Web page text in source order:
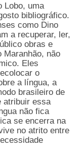
Lobo, uma
bibliográfico.
como Dino
a recuperar, ler,
obras e
Maranhão, não
Eles
o
a língua, a
brasileiro de
atribuir essa
não fica
se encerra na
no atrito entre